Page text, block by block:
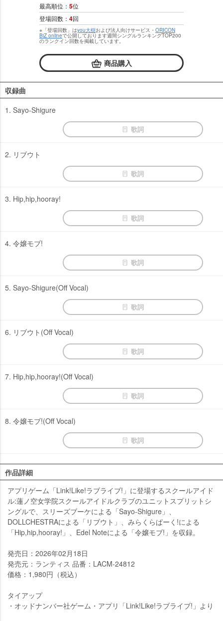
最高順位： 5位
登場回数： 4回
※「登場回数」はyou大樹および法人向けサービス・ ORICON
BiZ onlineで公開しております週間シングルランキングTOP200
のランクイン回数を掲載しています。
商品購入
収録曲
1. Sayo-Shigure
歌詞
2. リブウト
歌詞
3. Hip,hip,hooray!
歌詞
4. 令嬢モブ!
歌詞
5. Sayo-Shigure(Off Vocal)
歌詞
6. リブウト(Off Vocal)
歌詞
7. Hip,hip,hooray!(Off Vocal)
歌詞
8. 令嬢モブ!(Off Vocal)
歌詞
作品詳細
アプリゲーム「Link!Like!ラブライブ!」に登場するスクールアイド
ル:蓮ノ空女学院スクールアイドルクラブのユニットスプリットシ
ングルで、スリーズブーケによる「Sayo-Shigure」、
DOLLCHESTRAによる「リブウト」、みらくらぱーく!による
「Hip,hip,hooray!」、Edel Noteによる「令嬢モブ!」を収録。
発売日：2026年02月18日
発売元：ランティス 品番：LACM-24812
価格：1,980円（税込）
タイアップ
・オッドナンバー社ゲーム・アプリ「Link!Like!ラブライブ!」より